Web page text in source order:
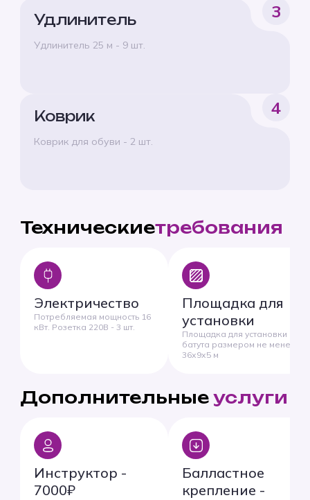
Удлинитель
Удлинитель 25 м - 9 шт.
3
Коврик
Коврик для обуви - 2 шт.
4
Техническиетребования
Электричество
Потребляемая мощность 16
кВт. Розетка 220В - 3 шт.
Площадка для
установки
Площадка для установки
батута размером не менее
36х9х5 м
Дополнительные услуги
Инструктор -
7000₽
Балластное
крепление -